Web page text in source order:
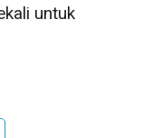
untuk